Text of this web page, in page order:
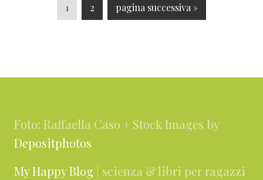
P
a
1
P
a
2
V
a
pagina successiva »
Foto: Raffaella Caso + Stock Images by
Depositphotos
My Happy Blog | scienza & libri per ragazzi